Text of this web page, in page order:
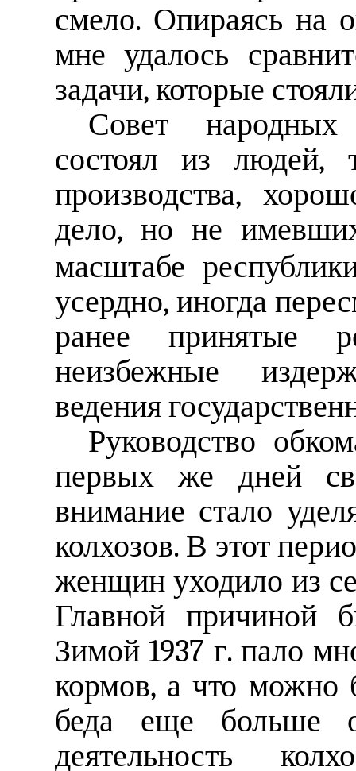
смело. Опираясь на
мне удалось
задачи, которые
Совет народных
состоял из людей,
производства,
дело, но не
масштабе
усердно, иногда
ранее принятые
неизбежные
ведения
Руководство
первых же дней
внимание стало
колхозов. В этот
женщин уходило из
Главной причиной
Зимой 1937 г. пало
кормов, а что можно
беда еще больше
деятельность